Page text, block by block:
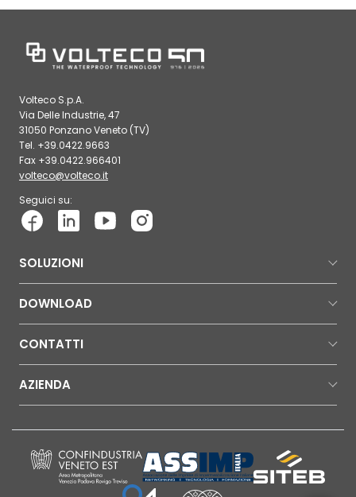
Volteco S.p.A.
Via Delle Industrie, 47
31050 Ponzano Veneto (TV)
Tel. +39.0422.9663
Fax +39.0422.966401
volteco@volteco.it
Seguici su:
SOLUZIONI
DOWNLOAD
CONTATTI
AZIENDA